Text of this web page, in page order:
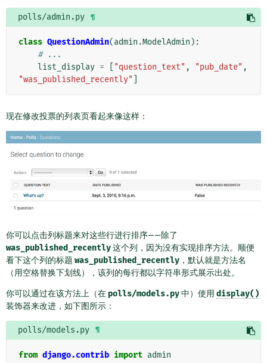
polls/admin.py ¶
class QuestionAdmin(admin .ModelAdmin ):
# ...
list_display = "question_text" , "pub_date" ,
"was_published_recently"
现在修改投票的列表页看起来像这样：
你可以点击列标题来对这些行进行排序——除了
was_published_recently这个列，因为没有实现排序方法。顺便
看下这个列的标题 was_published_recently ，默认就是方法名
（用空格替换下划线），该列的每行都以字符串形式展示出处。
你可以通过在该方法上（在 polls/models.py中）使用 display()
装饰器来改进，如下图所示：
polls/models.py ¶
from django.contrib import admin